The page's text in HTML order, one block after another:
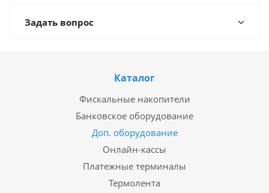
Задать вопрос
Каталог
Фискальные накопители
Банковское оборудование
Доп. оборудование
Онлайн-кассы
Платежные терминалы
Термолента